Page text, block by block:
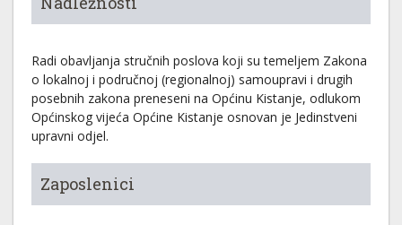
Radi obavljanja stručnih poslova koji su temeljem Zakona
o lokalnoj i područnoj (regionalnoj) samoupravi i drugih
posebnih zakona preneseni na Općinu Kistanje, odlukom
Općinskog vijeća Općine Kistanje osnovan je Jedinstveni
upravni odjel.
Zaposlenici